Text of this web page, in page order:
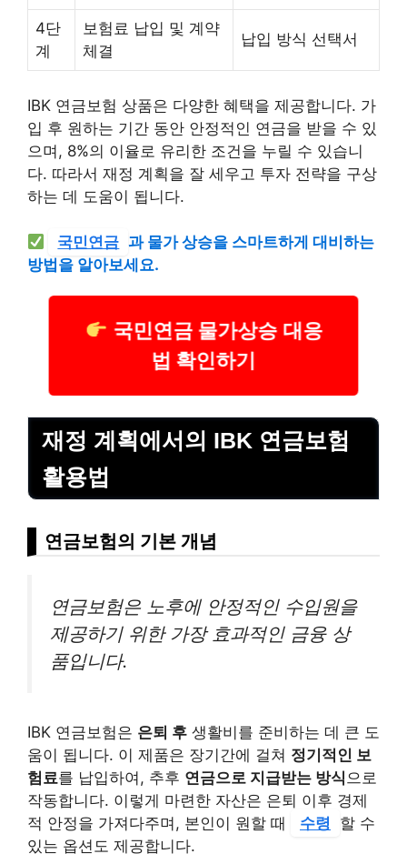
4단
계
보험료 납입 및 계약
체결
납입 방식 선택서
IBK 연금보험 상품은 다양한 혜택을 제공합니다. 가
입 후 원하는 기간 동안 안정적인 연금을 받을 수 있
으며, 8%의 이율로 유리한 조건을 누릴 수 있습니
다. 따라서 재정 계획을 잘 세우고 투자 전략을 구상
하는 데 도움이 됩니다.
국민연금 과 물가 상승을 스마트하게 대비하는
방법을 알아보세요.
국민연금 물가상승 대응
법 확인하기
재정 계획에서의 IBK 연금보험
활용법
연금보험의 기본 개념
연금보험은 노후에 안정적인 수입원을
제공하기 위한 가장 효과적인 금융 상
품입니다.
IBK 연금보험은 은퇴 후 생활비를 준비하는 데 큰 도
움이 됩니다. 이 제품은 장기간에 걸쳐 정기적인 보
험료를 납입하여, 추후 연금으로 지급받는 방식 으로
작동합니다. 이렇게 마련한 자산은 은퇴 이후 경제
적 안정을 가져다주며, 본인이 원할 때
수령
할 수
있는 옵션도 제공합니다.